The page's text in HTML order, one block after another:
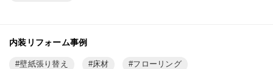
内装リフォーム事例
壁紙張り替え 床材 フローリング